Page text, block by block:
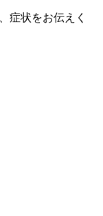
症状をお伝えく